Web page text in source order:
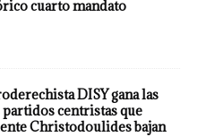
cuarto mandato
DISY gana las
centristas que
Christodoulides bajan